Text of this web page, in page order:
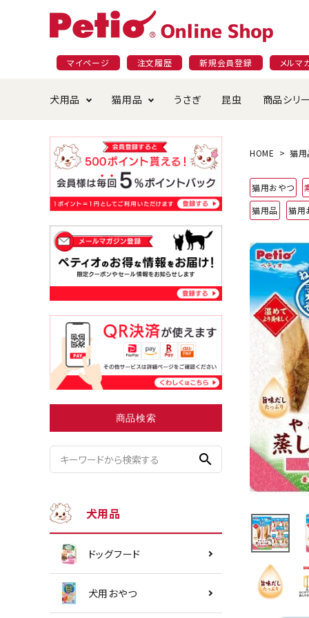
マイページ 注文履歴 新規会員登録 メルマ
犬用品
ドッグフード お
ペットシーツ ベッ
おもちゃ
首輪・ハーネス・リード し
猫用品
ごはん・おやつ お
ベッド・ハウス・マット サー
食器・給水器
替え・交換パーツ
うさぎ 昆虫 商品シリ
プラクト 素
夜のお散歩特集 無
国産フード&おやつ特集 穀物不使
じゃらして遊ぶ 引っ張っ
またたび
小型犬にオススメ ダイエッ
ショッピングガイド 会
返品・交換について オ
商品検索
search
犬用品
ドッグフード
犬用おやつ
HOME 猫
猫用おやつ
猫用品
猫用